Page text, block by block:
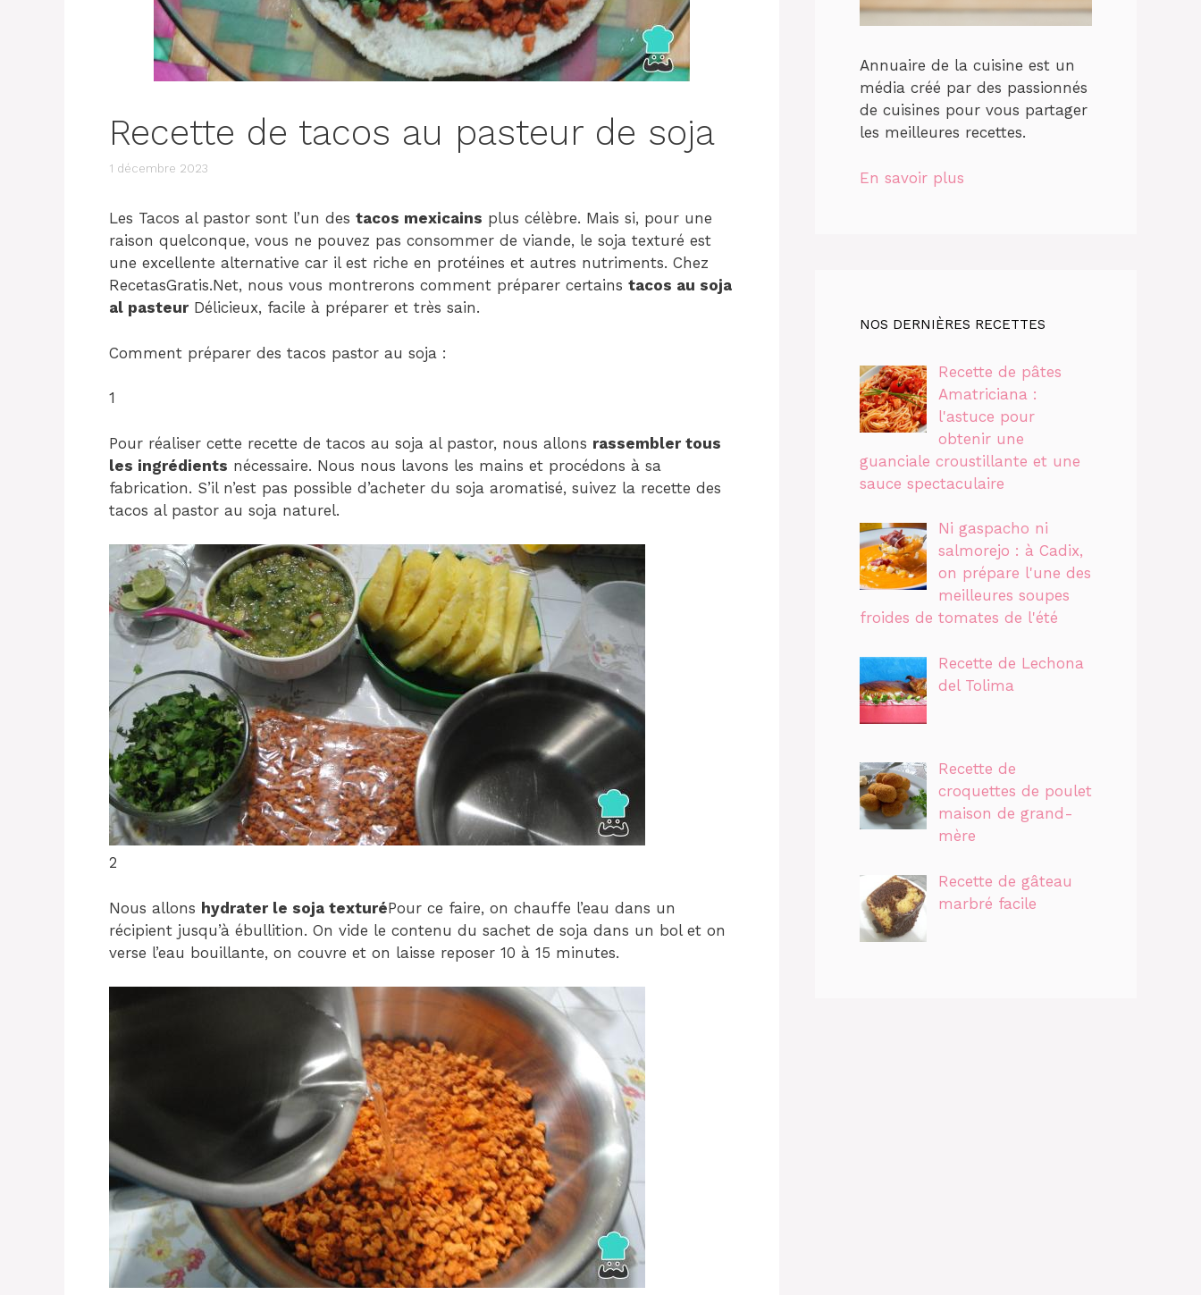
Recette de tacos au pasteur de soja
1 décembre 2023
Les Tacos al pastor sont l’un des tacos mexicains plus célèbre. Mais si, pour une
raison quelconque, vous ne pouvez pas consommer de viande, le soja texturé est
une excellente alternative car il est riche en protéines et autres nutriments. Chez
RecetasGratis.Net, nous vous montrerons comment préparer certains tacos au soja
al pasteurDélicieux, facile à préparer et très sain.
Comment préparer des tacos pastor au soja :
1
Pour réaliser cette recette de tacos au soja al pastor, nous allons rassembler tous
les ingrédients nécessaire. Nous nous lavons les mains et procédons à sa
fabrication. S’il n’est pas possible d’acheter du soja aromatisé, suivez la recette des
tacos al pastor au soja naturel.
2
Nous allons hydrater le soja texturéPour ce faire, on chauffe l’eau dans un
récipient jusqu’à ébullition. On vide le contenu du sachet de soja dans un bol et on
verse l’eau bouillante, on couvre et on laisse reposer 10 à 15 minutes.
Annuaire de la cuisine est un
média créé par des passionnés
de cuisines pour vous partager
les meilleures recettes.
En savoir plus
NOS DERNIÈRES RECETTES
Recette de pâtes
Amatriciana :
l'astuce pour
obtenir une
guanciale croustillante et une
sauce spectaculaire
Ni gaspacho ni
salmorejo : à Cadix,
on prépare l'une des
meilleures soupes
froides de tomates de l'été
Recette de Lechona
del Tolima
Recette de
croquettes de poulet
maison de grand-
mère
Recette de gâteau
marbré facile